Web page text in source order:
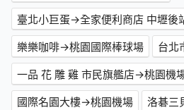
臺北小巨蛋→全家便利商店 中壢後
樂樂咖啡→桃園國際棒球場
台北
一品 花 雕 雞 市民旗艦店→桃園機
國際名園大樓→桃園機場
洛碁三